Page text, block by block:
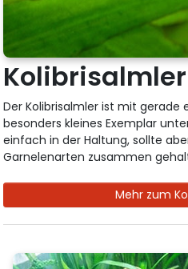
Kolibrisalmler
Der Kolibrisalmler ist mit gerade
besonders kleines Exemplar
einfach in der Haltung, sollte
Garnelenarten zusammen
Mehr zum